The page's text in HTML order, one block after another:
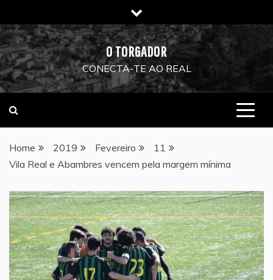
to
content
O TORGADOR
CONECTA-TE AO REAL
Home 2019 Fevereiro
11
Vila Real e Abambres vencem pela margem mínima